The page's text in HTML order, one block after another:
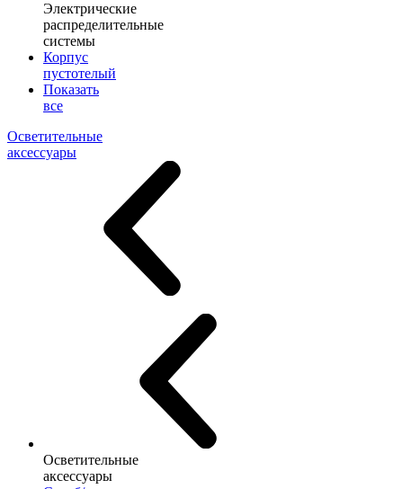
Электрические
распределительные
системы
Корпус
пустотелый
Показать
все
Осветительные
аксессуары
Осветительные
аксессуары